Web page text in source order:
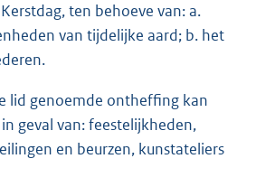
ten behoeve van: a.
van tijdelijke aard; b. het
lid genoemde ontheffing kan
geval van: feestelijkheden,
en beurzen, kunstateliers